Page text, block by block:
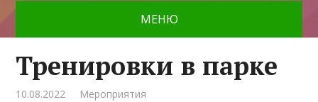
МЕНЮ
Тренировки в парке
10.08.2022 Мероприятия